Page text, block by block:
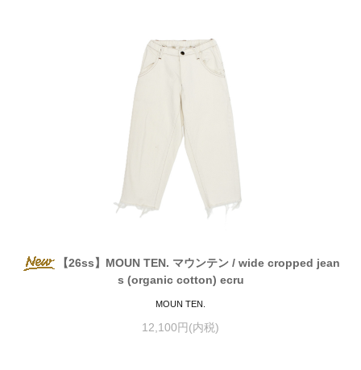
【26ss】MOUN TEN. マウンテン / wide cropped jean
s (organic cotton) ecru
MOUN TEN.
12,100円(内税)